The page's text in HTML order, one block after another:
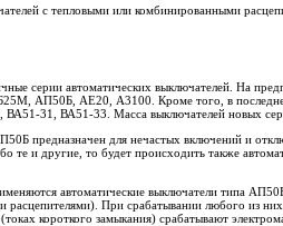
с тепловыми или комбинированными
серии автоматических выключателей. На
АП50Б, АЕ20, A3100. Кроме того, в
31, ВА51-33. Масса выключателей новых
предназначен для нечастых включений и
те и другие, то будет происходить также
автоматические выключатели типа
расцепителями). При срабатывании любого из
короткого замыкания) срабатывают